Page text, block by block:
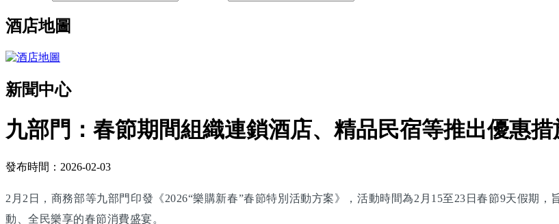
酒店地圖
新聞中心
九部門：春節期間組織連鎖酒店、精品民宿等推出優惠措
發布時間：2026-02-03
2月2日，商務部等九部門印發《2026“樂購新春”春節特別活動方案》，活動時間為2月15至23日春節9天假期
動、全民樂享的春節消費盛宴。